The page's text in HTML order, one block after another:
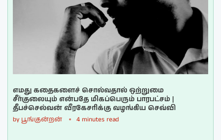
எமது கதைகளைச் சொல்வதால் ஒற்றுமை
சீர்குலையும் என்பதே மிகப்பெரும் பாரபட்சம் |
தீபச்செல்வன் வீரகேசரிக்கு வழங்கிய செவ்வி
by பூங்குன்றன் 4 minutes read